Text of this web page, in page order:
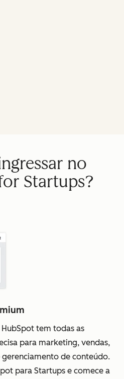
no
Startups?
tem todas as
para marketing, vendas,
de conteúdo.
para Startups e comece a